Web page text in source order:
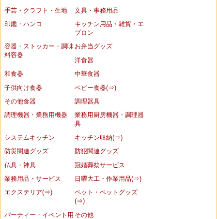
手芸・クラフト・生地
文具・事務用品
印鑑・ハンコ
キッチン用品・雑貨・エ
プロン
容器・ストッカー・調味
料容器
お弁当グッズ
洋食器
和食器
中華食器
子供向け食器
ベビー食器(⇒)
その他食器
調理器具
調理機器・業務用機器
業務用厨房機器・調理器
具
システムキッチン
キッチン収納(⇒)
防災関連グッズ
防犯関連グッズ
仏具・神具
冠婚葬祭サービス
業務用品・サービス
日曜大工・作業用品(⇒)
エクステリア(⇒)
ペット・ペットグッズ
(⇒)
パーティー・イベント用 その他